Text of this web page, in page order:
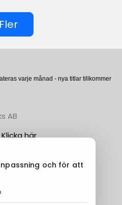
Fler
varje månad - nya titlar tillkommer
AB
Klicka här
och för att